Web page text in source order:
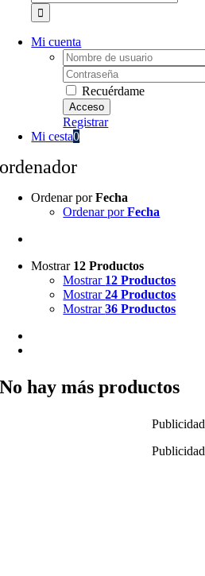
Mi cuenta
Username:
Password:
Recuérdame
Registrar
Mi cesta0
ordenador
Ordenar porFecha
Ordenar porFecha
Mostrar 12 Productos
Mostrar 12 Productos
Mostrar24 Productos
Mostrar36 Productos
No hay más productos
Publicidad
Publicidad